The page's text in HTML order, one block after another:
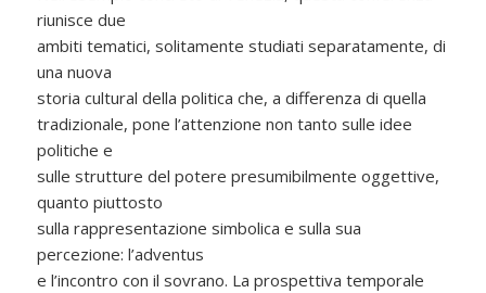
riunisce due
ambiti tematici, solitamente studiati separatamente, di
una nuova
storia cultural della politica che, a differenza di quella
tradizionale, pone l’attenzione non tanto sulle idee
politiche e
sulle strutture del potere presumibilmente oggettive,
quanto piuttosto
sulla rappresentazione simbolica e sulla sua
percezione: l’adventus
e l’incontro con il sovrano. La prospettiva temporale